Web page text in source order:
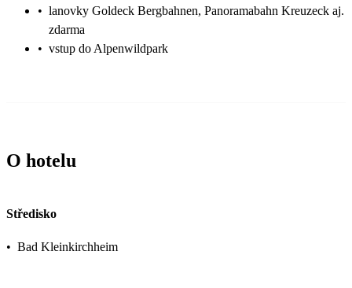
• lanovky Goldeck Bergbahnen, Panoramabahn Kreuzeck aj.
zdarma
• vstup do Alpenwildpark
O hotelu
Středisko
• Bad Kleinkirchheim